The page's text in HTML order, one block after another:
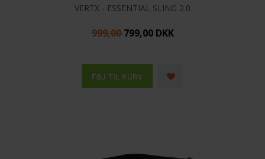
VERTX - ESSENTIAL SLING 2.0
999,00799,00 DKK